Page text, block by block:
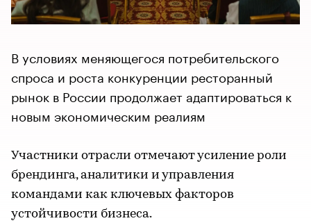
В условиях меняющегося потребительского
спроса и роста конкуренции ресторанный
рынок в России продолжает адаптироваться к
новым экономическим реалиям
Участники отрасли отмечают усиление роли
брендинга, аналитики и управления
командами как ключевых факторов
устойчивости бизнеса.